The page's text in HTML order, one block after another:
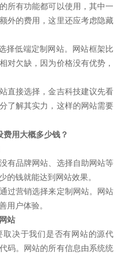
所有功能都可以使用，其中一
外的费用，这里还应考虑隐藏
低端定制网站。网站框架比
对欠缺，因为价格没有优势，
接选择，金吉科技建议先看
了解其实力，这样的网站需要
品牌网站、选择自助网站等
的钱就能达到网站效果。
营销选择来定制网站。网站
用户体验。
站
决于我们是否有网站的源代
码。网站的所有信息由系统统